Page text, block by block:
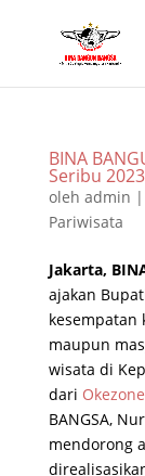
BINA
Seribu 2023
oleh admin |
Pariwisata
Jakarta,
ajakan
kesempatan
maupun
wisata di
dari
BANGSA,
mendorong